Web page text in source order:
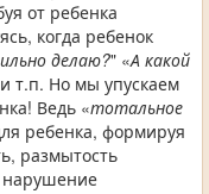
от ребенка
когда ребенок
делаю?" «А какой
т.п. Но мы упускаем
Ведь «тотальное
ребенка, формируя
размытость
нарушение